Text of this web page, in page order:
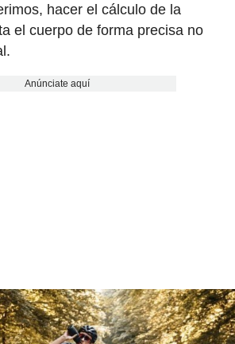
hacer el cálculo de la
el cuerpo de forma precisa no
Anúnciate aquí